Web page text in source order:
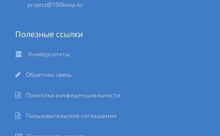
project@100kitap.kz
Полезные ссылки
Университеты
Обратная связь
Политика конфиденциальности
Пользовательское соглашение